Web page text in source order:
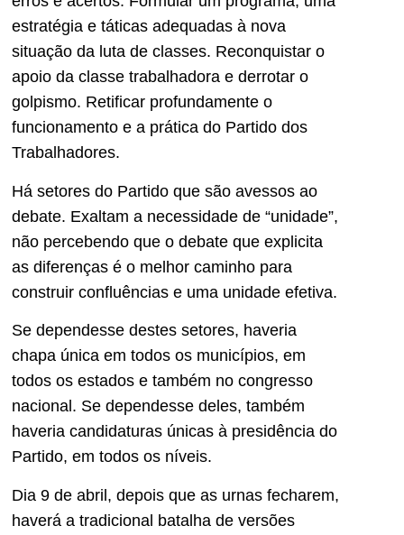
estratégia e táticas adequadas à nova
situação da luta de classes. Reconquistar o
apoio da classe trabalhadora e derrotar o
golpismo. Retificar profundamente o
funcionamento e a prática do Partido dos
Trabalhadores.
Há setores do Partido que são avessos ao
debate. Exaltam a necessidade de “unidade”,
não percebendo que o debate que explicita
as diferenças é o melhor caminho para
construir confluências e uma unidade efetiva.
Se dependesse destes setores, haveria
chapa única em todos os municípios, em
todos os estados e também no congresso
nacional. Se dependesse deles, também
haveria candidaturas únicas à presidência do
Partido, em todos os níveis.
Dia 9 de abril, depois que as urnas fecharem,
haverá a tradicional batalha de versões